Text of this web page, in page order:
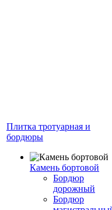
Плитка тротуарная и
бордюры
Камень бортовой
Бордюр
дорожный
Бордюр